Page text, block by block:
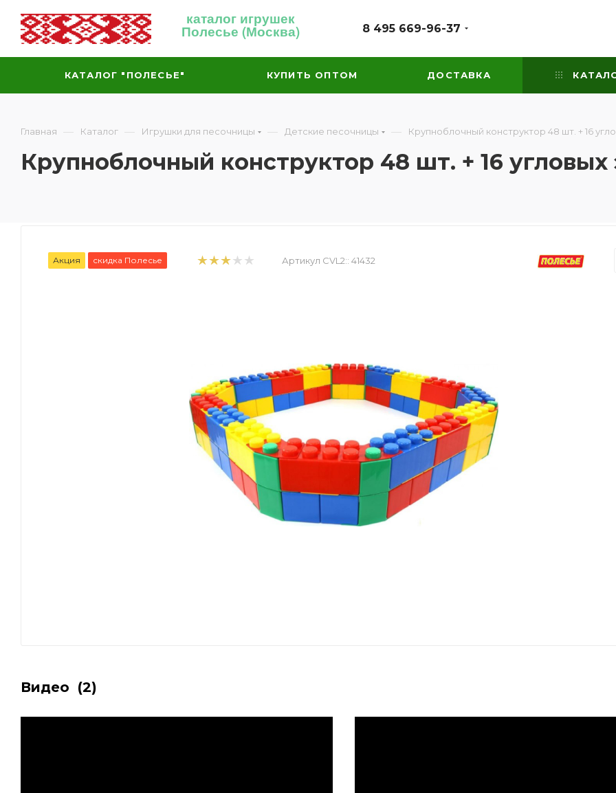
каталог игрушек
Полесье (Москва) 8 495 669-96-37
КАТАЛОГ "ПОЛЕСЬЕ" КУПИТЬ ОПТОМ ДОСТАВКА
Главная — Каталог — Игрушки для песочницы — Детские песочницы — Крупноблочный конструктор 48 шт. + 16
Крупноблочный конструктор 48 шт. + 16 угловых
Акция скидка Полесье Артикул CVL2:: 41432
Видео (2)